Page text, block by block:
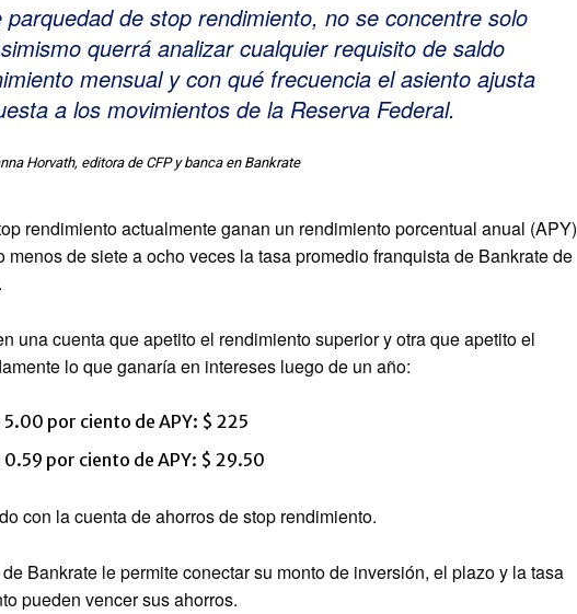
de stop rendimiento, no se concentre solo
querrá analizar cualquier requisito de saldo
mensual y con qué frecuencia el asiento ajusta
a los movimientos de la Reserva Federal.
Horvath, editora de CFP y banca en Bankrate
rendimiento actualmente ganan un rendimiento porcentual anual (APY)
de siete a ocho veces la tasa promedio franquista de Bankrate de
una cuenta que apetito el rendimiento superior y otra que apetito el
lo que ganaría en intereses luego de un año:
por ciento de APY: $ 225
por ciento de APY: $ 29.50
con la cuenta de ahorros de stop rendimiento.
Bankrate le permite conectar su monto de inversión, el plazo y la tasa
pueden vencer sus ahorros.